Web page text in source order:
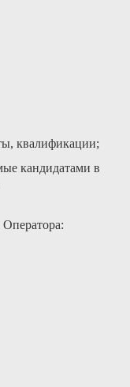
квалификации;
кандидатами в